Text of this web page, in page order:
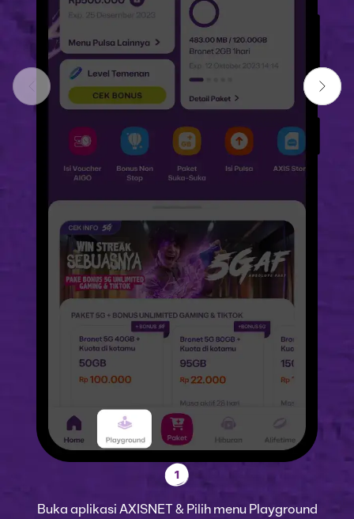
1
Buka aplikasi AXISNET & Pilih menu Playground
Next
Previous slide